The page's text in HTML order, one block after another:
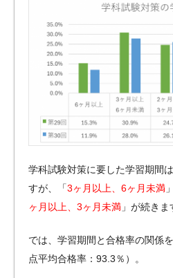
学科試験対策に要した学習期間
すが、「3ヶ月以上、6ヶ月未満
ヶ月以上、3ヶ月未満 」が続きま
では、学習期間と合格率の関係
点平均合格率：93.3％）。